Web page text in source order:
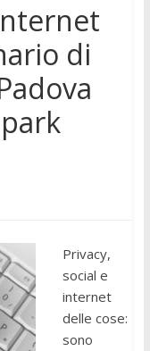
di
Privacy,
social e
internet
delle cose:
sono